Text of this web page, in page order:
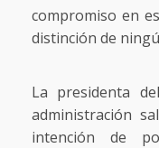
compromiso en
distinción de
La presidenta
administración
intención de